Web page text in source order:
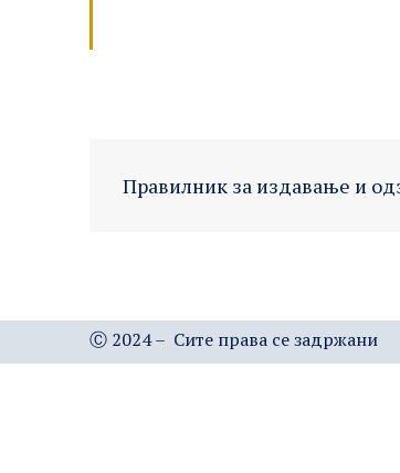
Правилник за издавање и
Ⓒ 2024 – Сите права се задржани